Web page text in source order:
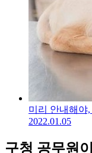
미리 안내해야
2022.01.05
구청 공무원